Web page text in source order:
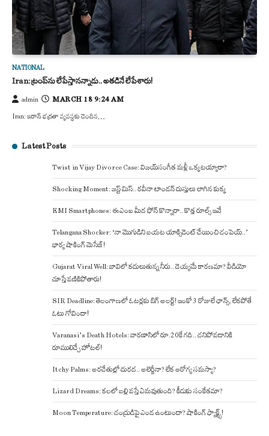
NATIONAL
Iran: ట్రంప్‌ను లేపేస్తానన్నాడు.. అతడినే లేపేశారు!
admin MARCH 18 9:24 AM
Iran: ఇరాన్ భద్రతా వ్యవస్థకు చెందిన…
Latest Posts
Twist in Vijay Divorce Case: విజయ్-సంగీత మళ్లీ ఒక్కటయ్యారా?
Shocking Moment: జస్ట్ మిస్.. రవీనా టాండన్ దుస్తులు లాగిన కుక్క
EMI Smartphones: ఈఎంఐ మీద ఫోన్ కొన్నారా.. కొత్త రూల్స్ ఇవే
Telangana Shocker: ‘నా మొగుడిని బయట యాక్సిడెంట్ చేయించి చంపెయ్..’
భార్య షాకింగ్ మెసేజ్!
Gujarat Viral Well: బావిలో కదులుతున్న నీరు.. దెయ్యమే కారణమా? వీడియో
చూస్తే వణికిపోతారు!
SIR Deadline: తెలంగాణలో ఓటర్లకు బిగ్ అలర్ట్! ఇంకో 3 రోజులే ఛాన్స్, లేకపోతే
ఓటు గోవిందా!
Varanasi’s Death Hotels: వారణాసిలో రూ.20కే గది.. చనిపోవడానికి
రూములిచ్చే హోటల్!
Itchy Palms: అరచేతుల్లో దురద.. అలెర్జీనా? లేక ఆరోగ్య సమస్యా?
Lizard Dreams: కలలో బల్లి వస్తే ఏమవుతుంది? కీడుకు సంకేతమా?
Moon Temperature: చంద్రుడిపై ఎండ ఉంటుందా? షాకింగ్ ఫ్యాక్ట్స్!